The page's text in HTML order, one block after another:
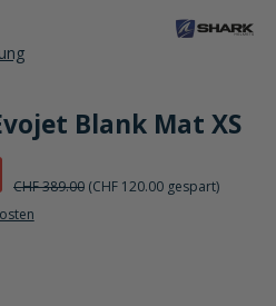
Blank Mat XS
CHF 389.00 (CHF 120.00 gespart)